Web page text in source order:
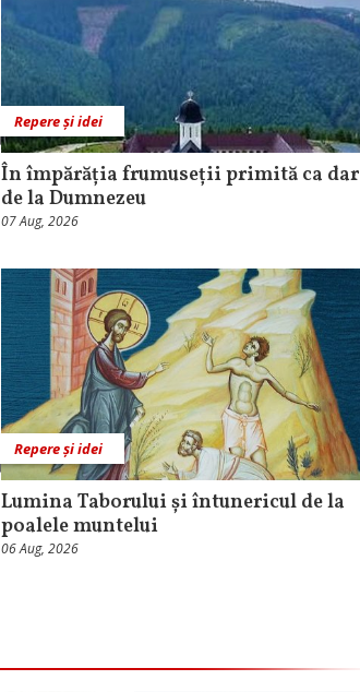
Repere și idei
În împărăția frumuseții primită ca dar
de la Dumnezeu
07 Aug, 2026
Repere și idei
Lumina Taborului și întunericul de la
poalele muntelui
06 Aug, 2026